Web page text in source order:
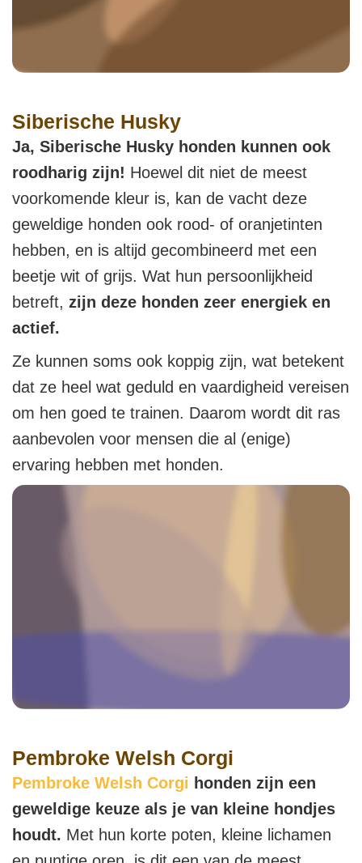
Siberische Husky
Ja, Siberische Husky honden kunnen ook
roodharig zijn! Hoewel dit niet de meest
voorkomende kleur is, kan de vacht deze
geweldige honden ook rood- of oranjetinten
hebben, en is altijd gecombineerd met een
beetje wit of grijs. Wat hun persoonlijkheid
betreft, zijn deze honden zeer energiek en
actief.
Ze kunnen soms ook koppig zijn, wat betekent
dat ze heel wat geduld en vaardigheid vereisen
om hen goed te trainen. Daarom wordt dit ras
aanbevolen voor mensen die al (enige)
ervaring hebben met honden.
Pembroke Welsh Corgi
Pembroke Welsh Corgi honden zijn een
geweldige keuze als je van kleine hondjes
houdt. Met hun korte poten, kleine lichamen